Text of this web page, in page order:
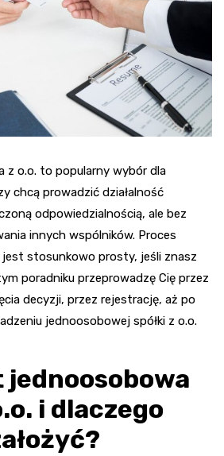
z o.o. to popularny wybór dla
chcą prowadzić działalność
odpowiedzialnością, ale bez
innych wspólników. Proces
jest stosunkowo prosty, jeśli znasz
poradniku przeprowadzę Cię przez
decyzji, przez rejestrację, aż po
jednoosobowej spółki z o.o.
jednoosobowa
i dlaczego